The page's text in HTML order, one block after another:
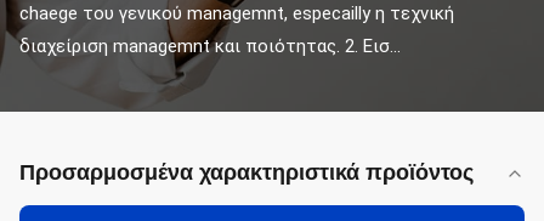
chaege του γενικού managemnt, especailly η τεχνική
διαχείριση managemnt και ποιότητας. 2. Εισ...
Προσαρμοσμένα χαρακτηριστικά προϊόντος